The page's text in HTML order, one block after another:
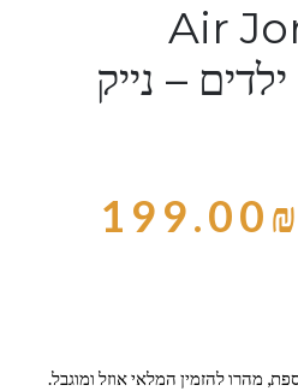
Air
Multicolor ילדים – נייק
199.00₪
מהרו להזמין המלאי אוזל ומוגבל.